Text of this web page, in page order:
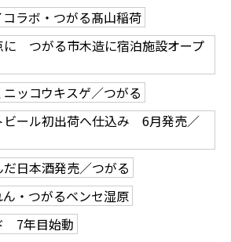
ラボ・つがる髙山稲荷
に つがる市木造に宿泊施設オープ
ッコウキスゲ／つがる
ビール初出荷へ仕込み 6月発売／
日本酒発売／つがる
・つがるベンセ湿原
7年目始動